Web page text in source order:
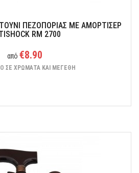
ΠΕΖΟΠΟΡΙΑΣ ΜΕ ΑΜΟΡΤΙΣΕΡ
RM 2700
από €8.90
ΣΕ ΧΡΩΜΑΤΑ ΚΑΙ ΜΕΓΕΘΗ